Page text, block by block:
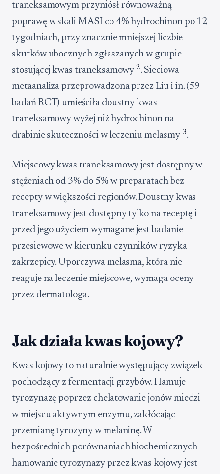
traneksamowym przyniósł równoważną
poprawę w skali MASI co 4% hydrochinon po 12
tygodniach, przy znacznie mniejszej liczbie
skutków ubocznych zgłaszanych w grupie
stosującej kwas traneksamowy2. Sieciowa
metaanaliza przeprowadzona przez Liu i in. (59
badań RCT) umieściła doustny kwas
traneksamowy wyżej niż hydrochinon na
drabinie skuteczności w leczeniu melasmy 3.
Miejscowy kwas traneksamowy jest dostępny w
stężeniach od 3% do 5% w preparatach bez
recepty w większości regionów. Doustny kwas
traneksamowy jest dostępny tylko na receptę i
przed jego użyciem wymagane jest badanie
przesiewowe w kierunku czynników ryzyka
zakrzepicy. Uporczywa melasma, która nie
reaguje na leczenie miejscowe, wymaga oceny
przez dermatologa.
Jak działa kwas kojowy?
Kwas kojowy to naturalnie występujący związek
pochodzący z fermentacji grzybów. Hamuje
tyrozynazę poprzez chelatowanie jonów miedzi
w miejscu aktywnym enzymu, zakłócając
przemianę tyrozyny w melaninę. W
bezpośrednich porównaniach biochemicznych
hamowanie tyrozynazy przez kwas kojowy jest